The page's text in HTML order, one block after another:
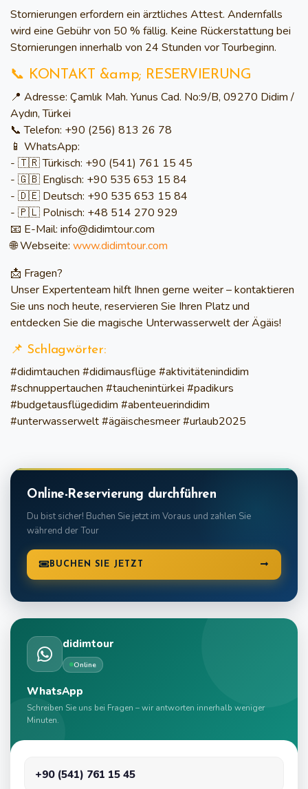
Stornierungen erfordern ein ärztliches Attest. Andernfalls
wird eine Gebühr von 50 % fällig. Keine Rückerstattung bei
Stornierungen innerhalb von 24 Stunden vor Tourbeginn.
📞 KONTAKT &amp; RESERVIERUNG
📍 Adresse: Çamlık Mah. Yunus Cad. No:9/B, 09270 Didim /
Aydın, Türkei
📞Telefon: +90 (256) 813 26 78
📱 WhatsApp:
- 🇹🇷 Türkisch: +90 (541) 761 15 45
- 🇬🇧 Englisch: +90 535 653 15 84
- 🇩🇪 Deutsch: +90 535 653 15 84
- 🇵🇱 Polnisch: +48 514 270 929
📧 E-Mail: info@didimtour.com
🌐Webseite: www.didimtour.com
📩 Fragen?
Unser Expertenteam hilft Ihnen gerne weiter – kontaktieren
Sie uns noch heute, reservieren Sie Ihren Platz und
entdecken Sie die magische Unterwasserwelt der Ägäis!
📌 Schlagwörter:
#didimtauchen #didimausflüge #aktivitätenindidim
#schnuppertauchen #tauchenintürkei #padikurs
#budgetausflügedidim #abenteuerindidim
#unterwasserwelt #ägäischesmeer #urlaub2025
Online-Reservierung durchführen
Du bist sicher! Buchen Sie jetzt im Voraus und zahlen Sie
während der Tour
BUCHEN SIE JETZT
didimtour
Online
WhatsApp
Schreiben Sie uns bei Fragen – wir antworten innerhalb weniger
Minuten.
+90 (541) 761 15 45